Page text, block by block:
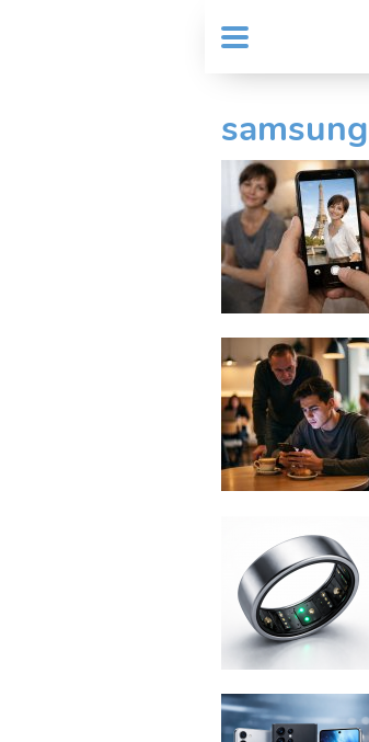
MENU
Header
menu
User
account
samsung